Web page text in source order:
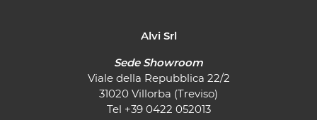
Alvi Srl
Sede Showroom
Viale della Repubblica 22/2
31020 Villorba (Treviso)
Tel +39 0422 052013